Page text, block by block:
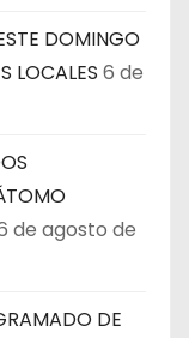
DOMINGO
LOCALES 6 de
de agosto de
DE